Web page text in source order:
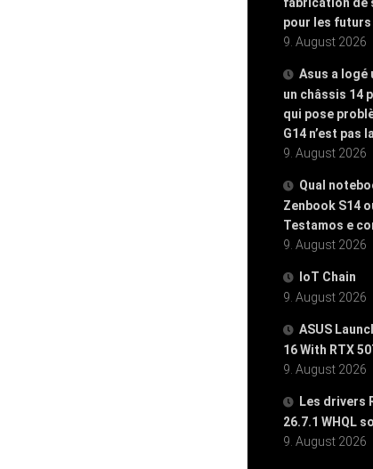
pour les
9. August 2026
Asus a logé
un châssis 14
qui pose
G14 n’est pas
9. August 2026
Qual
Zenbook S14
Testamos e
9. August 2026
IoT Chain
9. August 2026
ASUS
16 With RTX
9. August 2026
Les drivers
26.7.1 WHQL
9. August 2026